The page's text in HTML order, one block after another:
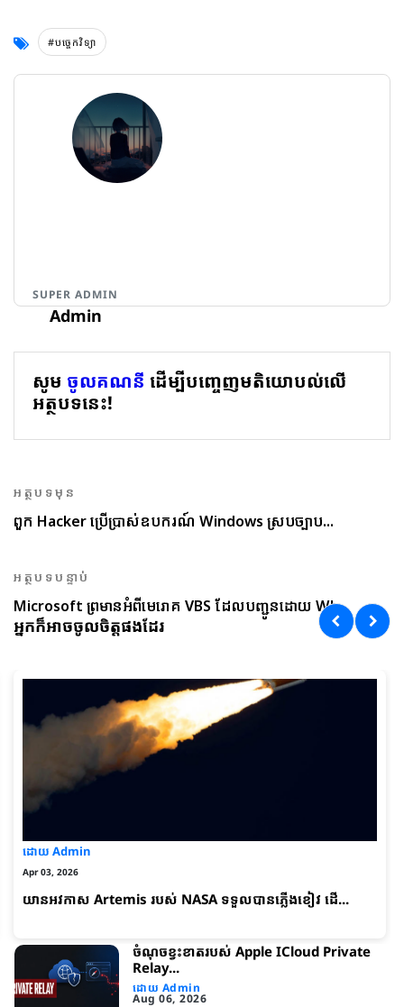
#បច្ចេកវិទ្យា
SUPER ADMIN
Admin
សូម ចូលគណនី ដើម្បីបញ្ចេញមតិយោបល់លើ
អត្ថបទនេះ!
អត្ថបទមុន
ពួក Hacker ប្រើប្រាស់ឧបករណ៍ Windows ស្របច្បាប...
អត្ថបទបន្ទាប់
Microsoft ព្រមានអំពីមេរោគ VBS ដែលបញ្ជូនដោយ Wh...
អ្នកក៏អាចចូលចិត្តផងដែរ
ដោយ Admin
Apr 03, 2026
យានអវកាស Artemis របស់ NASA ទទួលបានភ្លើងខៀវ ដើ...
ចំណុចខ្វះខាត​របស់ Apple ICloud Private
Relay...
ដោយ Admin
Aug 06, 2026